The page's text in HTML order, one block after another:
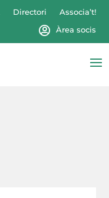
Directori
Associa’t!
Àrea socis